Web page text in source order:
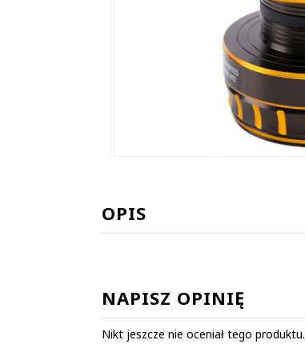
OPIS
NAPISZ OPINIĘ
Nikt jeszcze nie oceniał tego produktu.